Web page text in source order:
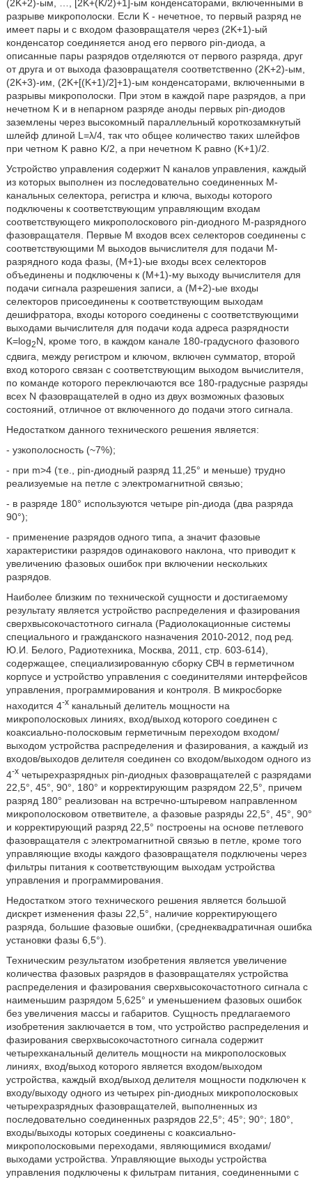
(2K+2)-ым, …, [2K+(K/2)+1]-ым конденсаторами, включенными в
разрыве микрополоски. Если K - нечетное, то первый разряд не
имеет пары и с входом фазовращателя через (2K+1)-ый
конденсатор соединяется анод его первого pin-диода, а
описанные пары разрядов отделяются от первого разряда, друг
от друга и от выхода фазовращателя соответственно (2K+2)-ым,
(2K+3)-им, (2K+[(K+1)/2]+1)-ым конденсаторами, включенными в
разрывы микрополоски. При этом в каждой паре разрядов, а при
нечетном K и в непарном разряде аноды первых pin-диодов
заземлены через высокомный параллельный короткозамкнутый
шлейф длиной L=λ/4, так что общее количество таких шлейфов
при четном K равно K/2, а при нечетном K равно (K+1)/2.
Устройство управления содержит N каналов управления, каждый
из которых выполнен из последовательно соединенных М-
канальных селектора, регистра и ключа, выходы которого
подключены к соответствующим управляющим входам
соответствующего микрополоскового pin-диодного М-разрядного
фазовращателя. Первые М входов всех селекторов соединены с
соответствующими М выходов вычислителя для подачи М-
разрядного кода фазы, (М+1)-ые входы всех селекторов
объединены и подключены к (М+1)-му выходу вычислителя для
подачи сигнала разрешения записи, а (М+2)-ые входы
селекторов присоединены к соответствующим выходам
дешифратора, входы которого соединены с соответствующими
выходами вычислителя для подачи кода адреса разрядности
K=log2N, кроме того, в каждом канале 180-градусного фазового
сдвига, между регистром и ключом, включен сумматор, второй
вход которого связан с соответствующим выходом вычислителя,
по команде которого переключаются все 180-градусные разряды
всех N фазовращателей в одно из двух возможных фазовых
состояний, отличное от включенного до подачи этого сигнала.
Недостатком данного технического решения является:
- узкополосность (~7%);
- при m>4 (т.е., pin-диодный разряд 11,25° и меньше) трудно
реализуемые на петле с электромагнитной связью;
- в разряде 180° используются четыре pin-диода (два разряда
90°);
- применение разрядов одного типа, а значит фазовые
характеристики разрядов одинакового наклона, что приводит к
увеличению фазовых ошибок при включении нескольких
разрядов.
Наиболее близким по технической сущности и достигаемому
результату является устройство распределения и фазирования
сверхвысокочастотного сигнала (Радиолокационные системы
специального и гражданского назначения 2010-2012, под ред.
Ю.И. Белого, Радиотехника, Москва, 2011, стр. 603-614),
содержащее, специализированную сборку СВЧ в герметичном
корпусе и устройство управления с соединителями интерфейсов
управления, программирования и контроля. В микросборке
находится 4-хканальный делитель мощности на
микрополосковых линиях, вход/выход которого соединен с
коаксиально-полосковым герметичным переходом входом/
выходом устройства распределения и фазирования, а каждый из
входов/выходов делителя соединен со входом/выходом одного из
4-хчетырехразрядных pin-диодных фазовращателей с разрядами
22,5°, 45°, 90°, 180° и корректирующим разрядом 22,5°, причем
разряд 180° реализован на встречно-штыревом направленном
микрополосковом ответвителе, а фазовые разряды 22,5°, 45°, 90°
и корректирующий разряд 22,5° построены на основе петлевого
фазовращателя с электромагнитной связью в петле, кроме того
управляющие входы каждого фазовращателя подключены через
фильтры питания к соответствующим выходам устройства
управления и программирования.
Недостатком этого технического решения является большой
дискрет изменения фазы 22,5°, наличие корректирующего
разряда, большие фазовые ошибки, (среднеквадратичная ошибка
установки фазы 6,5°).
Техническим результатом изобретения является увеличение
количества фазовых разрядов в фазовращателях устройства
распределения и фазирования сверхвысокочастотного сигнала с
наименьшим разрядом 5,625° и уменьшением фазовых ошибок
без увеличения массы и габаритов. Сущность предлагаемого
изобретения заключается в том, что устройство распределения и
фазирования сверхвысокочастотного сигнала содержит
четырехканальный делитель мощности на микрополосковых
линиях, вход/выход которого является входом/выходом
устройства, каждый вход/выход делителя мощности подключен к
входу/выходу одного из четырех pin-диодных микрополосковых
четырехразрядных фазовращателей, выполненных из
последовательно соединенных разрядов 22,5°; 45°; 90°; 180°,
входы/выходы которых соединены с коаксиально-
микрополосковыми переходами, являющимися входами/
выходами устройства. Управляющие выходы устройства
управления подключены к фильтрам питания, соединенными с